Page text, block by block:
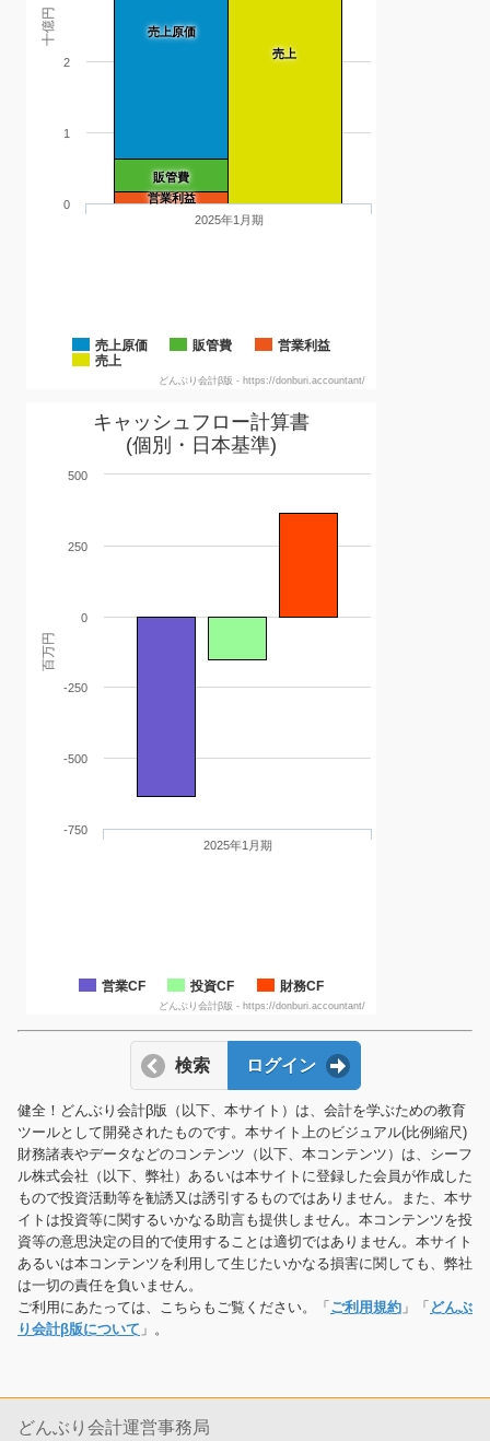
十億円 売上原価
販管費
営業利益
売上
売上原価 販管費
営業利益
売上
2025年1月期
0
1
2
どんぶり会計β版 - https://donburi.accountant/
百万円
キャッシュフロー計算書
(個別・日本基準)
営業CF 投資CF 財務CF
2025年1月期
-750
-500
-250
0
250
500
どんぶり会計β版 - https://donburi.accountant/
検索 ログイン
健全！どんぶり会計β版（以下、本サイト）は、会計を学ぶための教育
ツールとして開発されたものです。本サイト上のビジュアル(比例縮尺)
財務諸表やデータなどのコンテンツ（以下、本コンテンツ）は、シーフ
ル株式会社（以下、弊社）あるいは本サイトに登録した会員が作成した
もので投資活動等を勧誘又は誘引するものではありません。また、本サ
イトは投資等に関するいかなる助言も提供しません。本コンテンツを投
資等の意思決定の目的で使用することは適切ではありません。本サイト
あるいは本コンテンツを利用して生じたいかなる損害に関しても、弊社
は一切の責任を負いません。
ご利用にあたっては、こちらもご覧ください。「 ご利用規約 」「 どんぶ
り会計β版について 」。
どんぶり会計運営事務局